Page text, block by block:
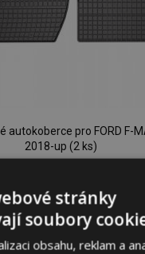
autokoberce pro FORD F-
2018-up (2 ks)
Přidat Do Košíku
stránky
soubory
obsahu, reklam a